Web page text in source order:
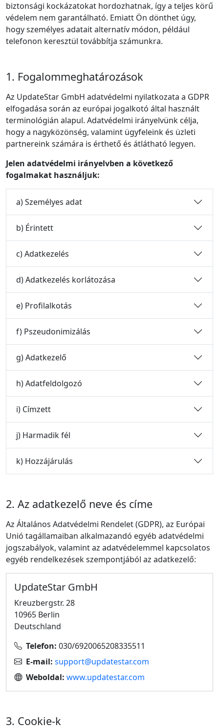
biztonsági kockázatokat hordozhatnak, így a teljes körű
védelem nem garantálható. Emiatt Ön dönthet úgy,
hogy személyes adatait alternatív módon, például
telefonon keresztül továbbítja számunkra.
1. Fogalommeghatározások
Az UpdateStar GmbH adatvédelmi nyilatkozata a GDPR
elfogadása során az európai jogalkotó által használt
terminológián alapul. Adatvédelmi irányelvünk célja,
hogy a nagyközönség, valamint ügyfeleink és üzleti
partnereink számára is érthető és átlátható legyen.
Jelen adatvédelmi irányelvben a következő
fogalmakat használjuk:
a) Személyes adat
b) Érintett
c) Adatkezelés
d) Adatkezelés korlátozása
e) Profilalkotás
f) Pszeudonimizálás
g) Adatkezelő
h) Adatfeldolgozó
i) Címzett
j) Harmadik fél
k) Hozzájárulás
2. Az adatkezelő neve és címe
Az Általános Adatvédelmi Rendelet (GDPR), az Európai
Unió tagállamaiban alkalmazandó egyéb adatvédelmi
jogszabályok, valamint az adatvédelemmel kapcsolatos
egyéb rendelkezések szempontjából az adatkezelő:
UpdateStar GmbH
Kreuzbergstr. 28
10965 Berlin
Deutschland
Telefon: 030/6920065208335511
E‑mail: support@updatestar.com
Weboldal: www.updatestar.com
3. Cookie‑k